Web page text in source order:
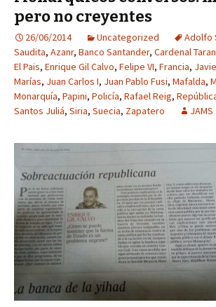
pero no creyentes
26/06/2014 Uncategorized Adolfo
Saudita, Azanr, Banco Santander, Cardenal
El Pais, Enrique Gil Calvo, Felipe VI, Francia,
Marías, Juan Carlos I, Juan Pablo Fusi, Mafalda,
Monarquía, Papini, Policía, Rafael Reig,
Santos Juliá, Siria, Suecia, Zapatero JAMS